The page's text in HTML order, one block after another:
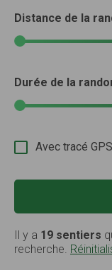
Distance de la
Durée de la
Avec tracé
Il y a 19 sentiers
recherche.